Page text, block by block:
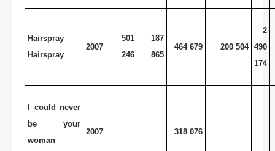
Hairspray
Hairspray
2007
501
246
187
865
464 679 200 504
2
490
174
I could never
be your
woman
2007 318 076